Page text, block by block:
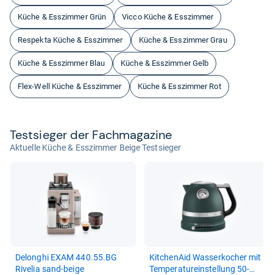
Küche & Esszimmer Grün Vicco Küche & Esszimmer
Respekta Küche & Esszimmer Küche & Esszimmer Grau
Küche & Esszimmer Blau Küche & Esszimmer Gelb
Flex-Well Küche & Esszimmer Küche & Esszimmer Rot
Test­sie­ger der Fach­ma­ga­zine
Aktuelle Küche & Esszimmer Beige Testsieger
Delonghi EXAM 440.55.BG
Rive­lia sand-​beige
Kit­che­nAid Was­ser­ko­cher mit
Tem­pe­ra­tur­ein­stel­lung 50-​